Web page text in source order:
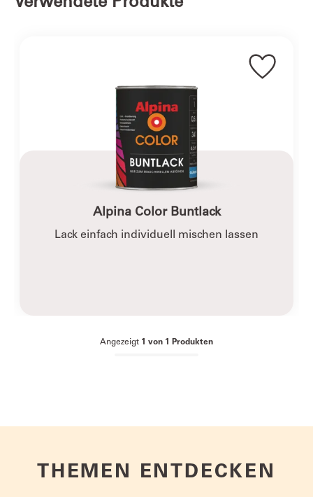
Verwendete Produkte
Alpina Color Buntlack
Lack einfach individuell mischen lassen
Angezeigt 1 von 1 Produkten
THEMEN ENTDECKEN